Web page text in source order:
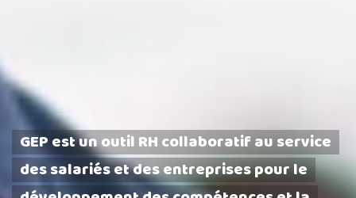
GEP est un outil RH collaboratif au service
des salariés et des entreprises pour le